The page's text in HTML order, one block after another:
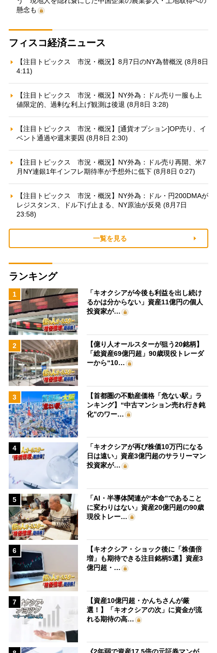
懸念も
フィスコ経済ニュース
【注目トピックス 市況・概況】8月7日のNY為替概況 (8月8日
4:11)
【注目トピックス 市況・概況】NY外為：ドル売り一服も上
値限定的、過剰な利上げ観測は後退 (8月8日 3:28)
【注目トピックス 市況・概況】[通貨オプション]OP売り、イ
ベント通過や週末要因 (8月8日 2:30)
【注目トピックス 市況・概況】NY外為：ドル売り再開、米7
月NY連銀1年インフレ期待率が予想外に低下 (8月8日 0:27)
【注目トピックス 市況・概況】NY外為：ドル・円200DMAが
レジスタンス、ドル下げ止まる、NY原油が反発 (8月7日
23:58)
一覧を見る
ランキング
1
「キオクシアが今後も利益を出し続け
るかは分からない」資産11億円の個人
投資家が…
2
【億り人オールスターが狙う20銘柄】
「総資産69億円超」90歳現役トレーダ
ーから“10…
3
【首都圏の不動産価格「危ない駅」ラ
ンキング】“中古マンション売れ行き鈍
化”のワー…
4
「キオクシアが再び株価10万円になる
日は遠い」資産3億円超のサラリーマン
投資家が…
5
「AI・半導体関連が“本命”であること
に変わりはない」資産20億円超の90歳
現役トレー…
6
【キオクシア・ショック後に「株価倍
増」も期待できる注目銘柄5選】資産3
億円超・…
7
【資産10億円超・かんちさんが厳
選！】「キオクシアの次」に資金が流
れる期待の高…